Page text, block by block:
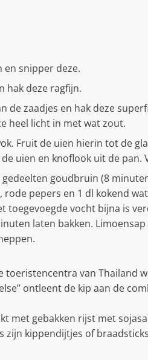
en snipper deze.
hak deze ragfijn.
de zaadjes en hak deze
heel licht in met wat zout.
Fruit de uien hierin tot de
uien en knoflook uit de pan.
goudbruin (8
pepers en 1 dl kokend
toegevoegde vocht bijna is
laten bakken.
toeristencentra van Thailand
ontleent de kip aan de
met gebakken rijst met
zijn kippendijtjes of